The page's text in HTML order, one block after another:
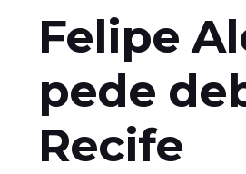
Felipe
pede
Recife